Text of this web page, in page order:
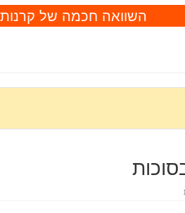
השוואה חכמה של